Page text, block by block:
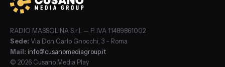
RADIO MASSOLINA S.r.l. — P. IVA 11489861002
Sede: Via Don Carlo Gnocchi, 3 – Roma
Mail: info@cusanomediagroup.it
© 2026 Cusano Media Play